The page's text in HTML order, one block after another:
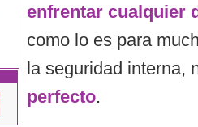
enfrentar cualquier
como lo es para
la seguridad interna,
perfecto.